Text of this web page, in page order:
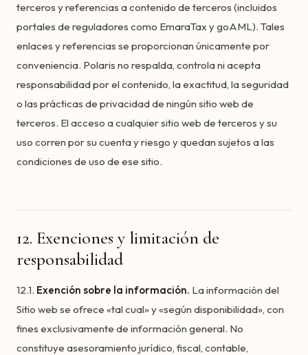
terceros y referencias a contenido de terceros (incluidos
portales de reguladores como EmaraTax y goAML). Tales
enlaces y referencias se proporcionan únicamente por
conveniencia. Polaris no respalda, controla ni acepta
responsabilidad por el contenido, la exactitud, la seguridad
o las prácticas de privacidad de ningún sitio web de
terceros. El acceso a cualquier sitio web de terceros y su
uso corren por su cuenta y riesgo y quedan sujetos a las
condiciones de uso de ese sitio.
12. Exenciones y limitación de
responsabilidad
12.1. Exención sobre la información. La información del
Sitio web se ofrece «tal cual» y «según disponibilidad», con
fines exclusivamente de información general. No
constituye asesoramiento jurídico, fiscal, contable,